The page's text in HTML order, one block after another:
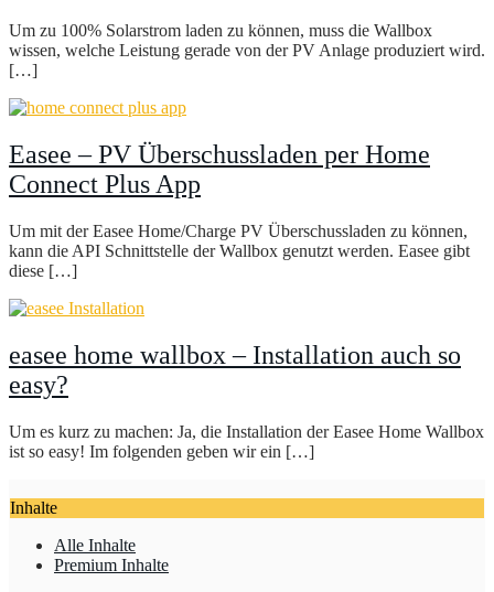
Um zu 100% Solarstrom laden zu können, muss die Wallbox
wissen, welche Leistung gerade von der PV Anlage produziert wird.
[…]
Easee – PV Überschussladen per Home
Connect Plus App
Um mit der Easee Home/Charge PV Überschussladen zu können,
kann die API Schnittstelle der Wallbox genutzt werden. Easee gibt
diese […]
easee home wallbox – Installation auch so
easy?
Um es kurz zu machen: Ja, die Installation der Easee Home Wallbox
ist so easy! Im folgenden geben wir ein […]
Inhalte
Alle Inhalte
Premium Inhalte